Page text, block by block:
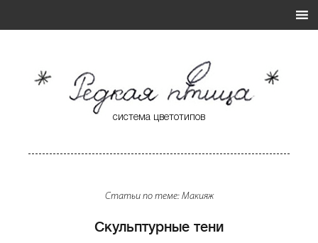
система цветотипов
Статьи по теме: Макияж
Скульптурные тени